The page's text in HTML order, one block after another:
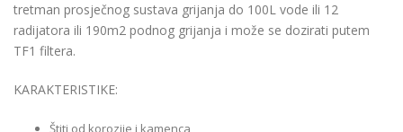
tretman prosječnog sustava grijanja do 100L vode ili 12
radijatora ili 190m2 podnog grijanja i može se dozirati putem
TF1 filtera.
KARAKTERISTIKE:
Štiti od korozije i kamenca